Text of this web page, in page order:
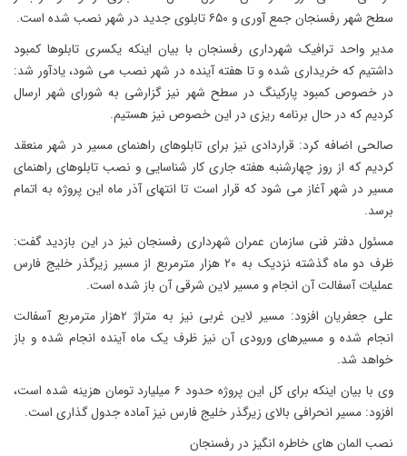
سطح شهر رفسنجان جمع آوری و ۶۵۰ تابلوی جدید در شهر نصب شده است.
مدیر واحد ترافیک شهرداری رفسنجان با بیان اینکه یکسری تابلوها کمبود
داشتیم که خریداری شده و تا هفته آینده در شهر نصب می شود، یادآور شد:
در خصوص کمبود پارکینگ در سطح شهر نیز گزارشی به شورای شهر ارسال
کردیم که در حال برنامه ریزی در این خصوص نیز هستیم.
صالحی اضافه کرد: قراردادی نیز برای تابلوهای راهنمای مسیر در شهر منعقد
کردیم که از روز چهارشنبه هفته جاری کار شناسایی و نصب تابلوهای راهنمای
مسیر در شهر آغاز می شود که قرار است تا انتهای آذر ماه این پروژه به اتمام
برسد.
مسئول دفتر فنی سازمان عمران شهرداری رفسنجان نیز در این بازدید گفت:
ظرف دو ماه گذشته نزدیک به ۲۰ هزار مترمربع از مسیر زیرگذر خلیج فارس
عملیات آسفالت آن انجام و مسیر لاین شرقی آن باز شده است.
علی جعفریان افزود: مسیر لاین غربی نیز به متراژ ۲هزار مترمربع آسفالت
انجام شده و مسیرهای ورودی آن نیز ظرف یک ماه آینده انجام شده و باز
خواهد شد.
وی با بیان اینکه برای کل این پروژه حدود ۶ میلیارد تومان هزینه شده است،
افزود: مسیر انحرافی بالای زیرگذر خلیج فارس نیز آماده جدول گذاری است.
نصب المان های خاطره انگیز در رفسنجان